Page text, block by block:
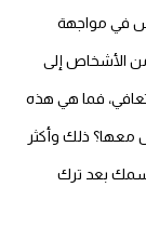
في مواجهة
من الأشخاص إلى
فما هي هذه
معها؟ ذلك وأكثر
بعد ترك